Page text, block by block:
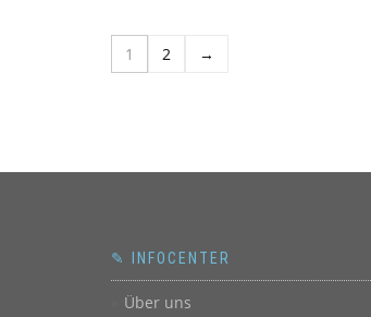
1 2 →
✎ INFOCENTER
Über uns